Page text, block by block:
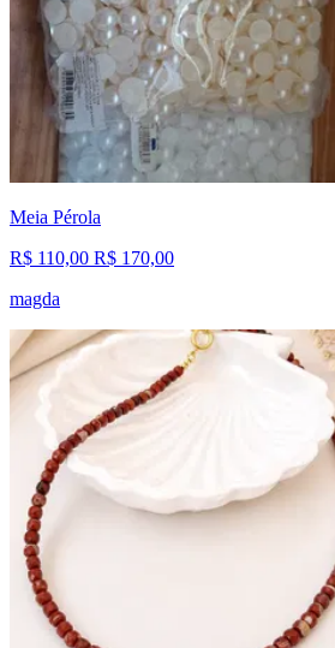
Meia Pérola
R$ 110,00 R$ 170,00
magda